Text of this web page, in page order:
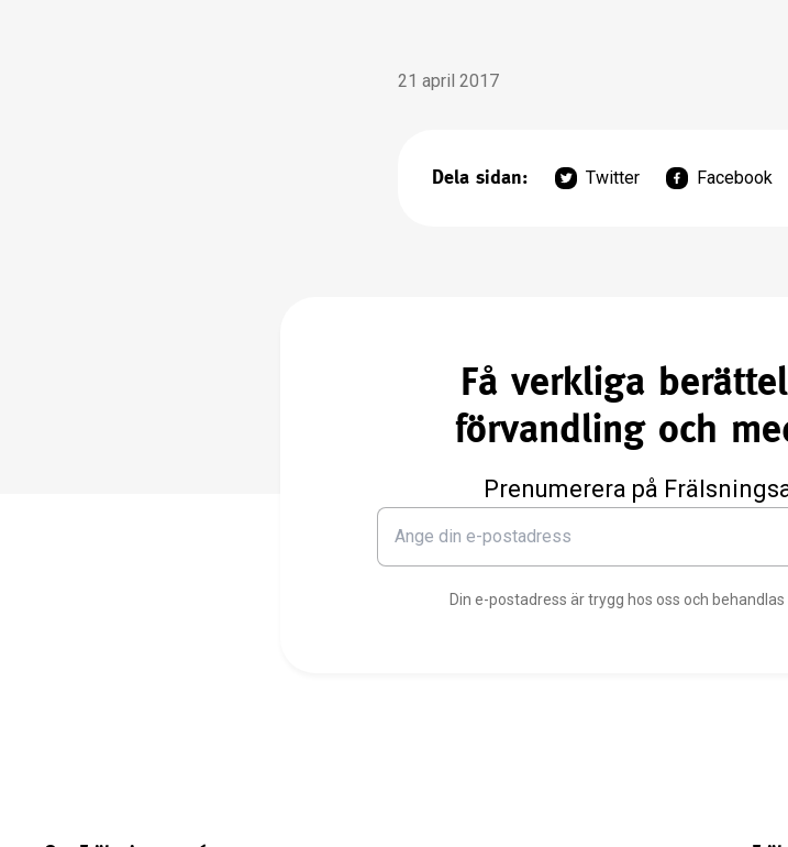
21 april 2017
Dela sidan: Twitter Facebook
Få verkliga
förvandling och
Prenumerera på
Din e-postadress är trygg hos oss och